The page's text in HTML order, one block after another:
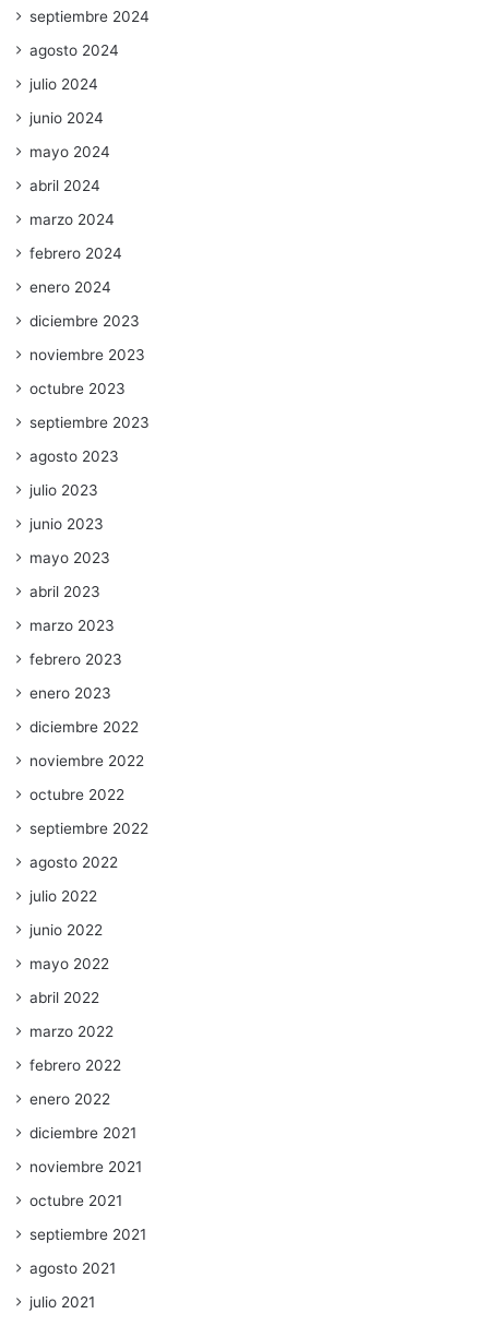
septiembre 2024
agosto 2024
julio 2024
junio 2024
mayo 2024
abril 2024
marzo 2024
febrero 2024
enero 2024
diciembre 2023
noviembre 2023
octubre 2023
septiembre 2023
agosto 2023
julio 2023
junio 2023
mayo 2023
abril 2023
marzo 2023
febrero 2023
enero 2023
diciembre 2022
noviembre 2022
octubre 2022
septiembre 2022
agosto 2022
julio 2022
junio 2022
mayo 2022
abril 2022
marzo 2022
febrero 2022
enero 2022
diciembre 2021
noviembre 2021
octubre 2021
septiembre 2021
agosto 2021
julio 2021